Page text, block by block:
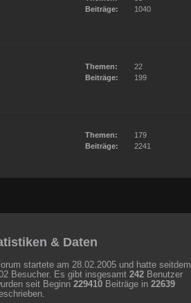
Beiträge:
1040
Themen:
22
Beiträge:
199
Themen:
179
Beiträge:
2241
& Daten
startete am 28.02.2005 und hatte seitdem
Besucher. Es gibt insgesamt 242Benutzer
seit Beginn 229410Beiträge in 22639